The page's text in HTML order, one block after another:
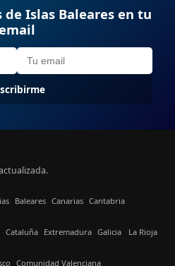
de Islas Baleares en tu
Baleares Canarias Cantabria
Cataluña Extremadura Galicia La Rioja
Comunidad Valenciana